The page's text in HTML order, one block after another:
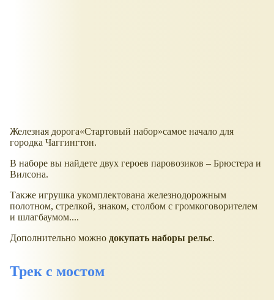
Железная дорога Стартовый набор самое начало для
городка Чаггингтон.
В наборе вы найдете двух героев паровозиков – Брюстера и
Вилсона.
Также игрушка укомплектована железнодорожным
полотном, стрелкой, знаком, столбом с громкоговорителем
и шлагбаумом....
Дополнительно можно докупать наборы рельс.
Трек с мостом